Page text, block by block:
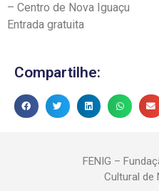
– Centro de Nova Iguaçu
Entrada gratuita
Compartilhe:
FENIG –
Cultural de